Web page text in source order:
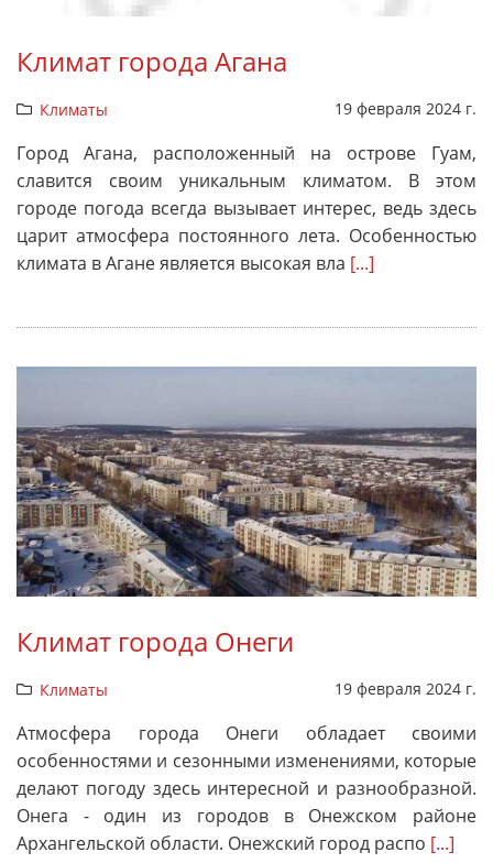
Климат города Агана
Климаты 19 февраля 2024 г.
Город Агана, расположенный на острове Гуам,
славится своим уникальным климатом. В этом
городе погода всегда вызывает интерес, ведь здесь
царит атмосфера постоянного лета. Особенностью
климата в Агане является высокая вла [...]
Климат города Онеги
Климаты 19 февраля 2024 г.
Атмосфера города Онеги обладает своими
особенностями и сезонными изменениями, которые
делают погоду здесь интересной и разнообразной.
Онега - один из городов в Онежском районе
Архангельской области. Онежский город распо [...]